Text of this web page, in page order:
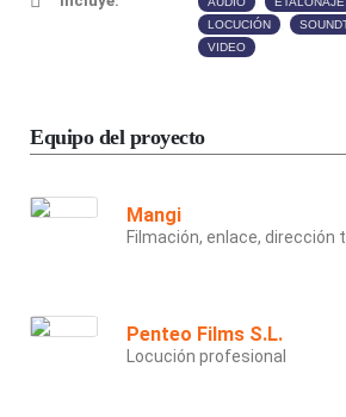
LOCUCIÓN ,
VIDEO
Equipo del proyecto
Mangi
Filmación, enlace, dirección
Penteo Films S.L.
Locución profesional